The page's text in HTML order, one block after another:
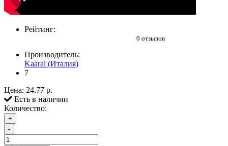
Рейтинг:
0 отзывов
Производитель:
Kaaral (Италия)
7
Цена: 24.77 р.
Есть в наличии
Количество:
+
-